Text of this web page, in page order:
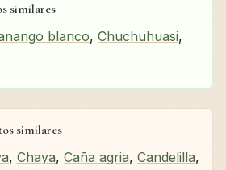
similares
blanco, Chuchuhuasi,
similares
, Chaya, Caña agria, Candelilla,